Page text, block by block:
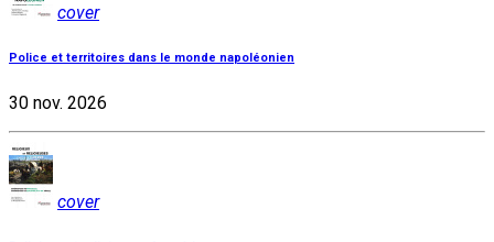
cover
Police et territoires dans le monde napoléonien
30 nov. 2026
cover